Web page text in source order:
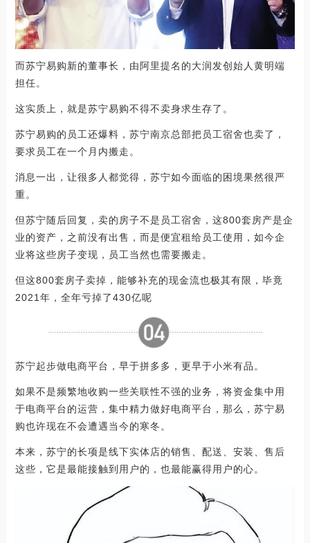
而苏宁易购新的董事长，由阿里提名的大润发创始人黄明端
担任。
这实质上，就是苏宁易购不得不卖身求生存了。
苏宁易购的员工还爆料，苏宁南京总部把员工宿舍也卖了，
要求员工在一个月内搬走。
消息一出，让很多人都觉得，苏宁如今面临的困境果然很严
重。
但苏宁随后回复，卖的房子不是员工宿舍，这800套房产是企
业的资产，之前没有出售，而是便宜租给员工使用，如今企
业将这些房子变现，员工当然也需要搬走。
但这800套房子卖掉，能够补充的现金流也极其有限，毕竟
2021年，全年亏掉了430亿呢
苏宁起步做电商平台，早于拼多多，更早于小米有品。
如果不是频繁地收购一些关联性不强的业务，将资金集中用
于电商平台的运营，集中精力做好电商平台，那么，苏宁易
购也许现在不会遭遇当今的寒冬。
本来，苏宁的长项是线下实体店的销售、配送、安装、售后
这些，它是最能接触到用户的，也最能赢得用户的心。